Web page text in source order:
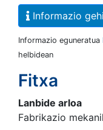
Informazio
Informazio eguneratua
helbidean
Fitxa
Lanbide arloa
Fabrikazio